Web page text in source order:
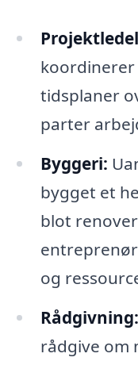
tidsplaner
parter
Byggeri:
bygget et
blot
og
Rådgivning:
rådgive om